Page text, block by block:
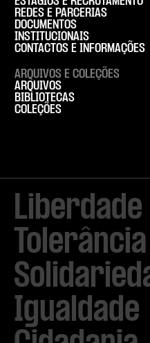
Liberdade
Tolerância
Igualdade
REDES E PARCERIAS
DOCUMENTOS
INSTITUCIONAIS
CONTACTOS E INFORMAÇÕES
ARQUIVOS E COLEÇÕES
ARQUIVOS
BIBLIOTECAS
COLEÇÕES